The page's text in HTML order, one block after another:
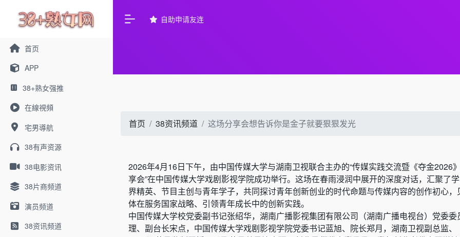
首页
APP
38+熟女强推
在線視頻
宅男導航
38有声资源
38电影资讯
38片商频道
演员频道
38资讯频道
自助申请友连
首页 38资讯频道 这场分享会想告诉你是金子就要狠狠发光
2026年4月16日下午，由中国传媒大学与湖南卫视联合主办的“传媒实践交流暨《夺金2026
享会”在中国传媒大学戏剧影视学院成功举行。这场在春雨浸润中展开的深度对话，汇聚了
界精英、节目主创与青年学子，共同探讨青年创新创业的时代命题与传媒内容的创作初心
体在服务国家战略、引领青年成长中的创新实践。
中国传媒大学校党委副书记张绍华，湖南广播影视集团有限公司（湖南广播电视台）党委委
理、副台长宋点，中国传媒大学戏剧影视学院党委书记蓝旭、院长郑月，湖南卫视副总监、